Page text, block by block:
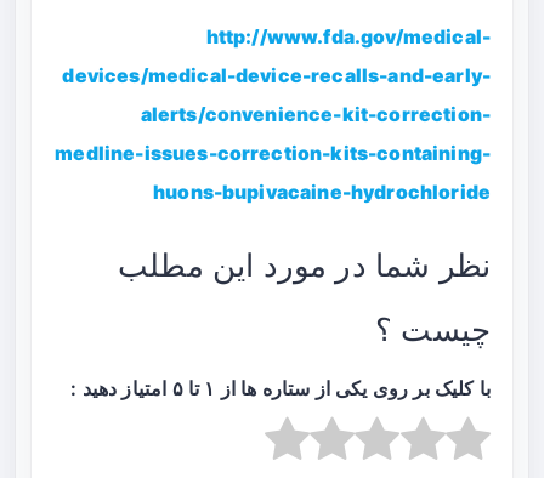
http://www.fda.gov/medical-
devices/medical-device-recalls-and-early-
alerts/convenience-kit-correction-
medline-issues-correction-kits-containing-
huons-bupivacaine-hydrochloride
نظر شما در مورد این مطلب
چیست ؟
با کلیک بر روی یکی از ستاره ها از ۱ تا ۵ امتیاز دهید :